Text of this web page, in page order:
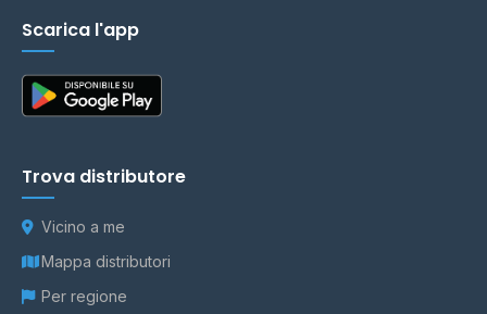
Scarica l'app
Trova distributore
Vicino a me
Mappa distributori
Per regione